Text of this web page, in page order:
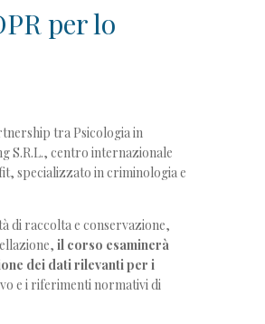
per lo
tra Psicologia in
S.R.L., centro internazionale
specializzato in criminologia e
di raccolta e conservazione,
il corso esaminerà
dei dati rilevanti per i
e i riferimenti normativi di